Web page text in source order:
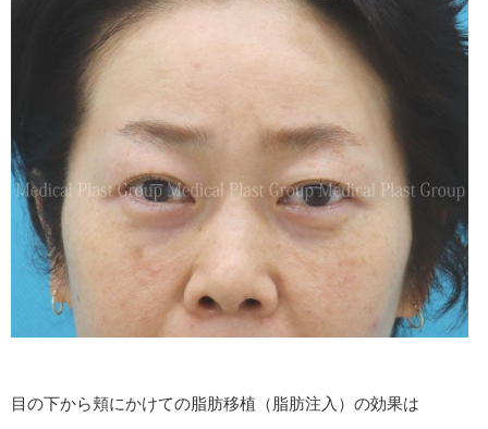
目の下から頬にかけての脂肪移植（脂肪注入）の効果は